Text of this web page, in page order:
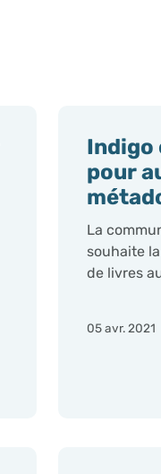
Indigo
pour
La
souhaite
de livres
05 avr. 2021